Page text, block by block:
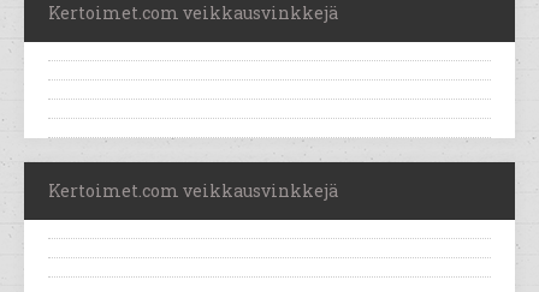
Kertoimet.com veikkausvinkkejä
Kertoimet.com veikkausvinkkejä